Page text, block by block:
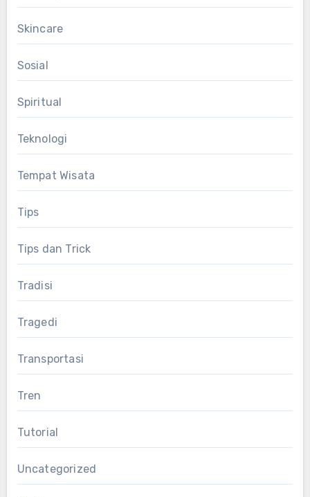
Skincare
Sosial
Spiritual
Teknologi
Tempat Wisata
Tips
Tips dan Trick
Tradisi
Tragedi
Transportasi
Tren
Tutorial
Uncategorized